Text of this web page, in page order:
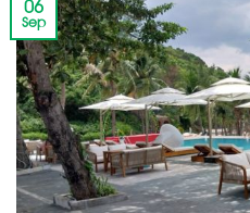
06
Sep